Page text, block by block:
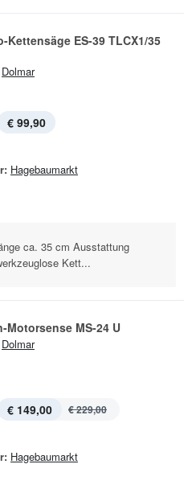
Kettensäge ES-39 TLCX1/35
Dolmar
€ 99,90
Hagebaumarkt
ca. 35 cm Ausstattung
Kett...
Motorsense MS-24 U
Dolmar
€ 149,00 € 229,00
Hagebaumarkt